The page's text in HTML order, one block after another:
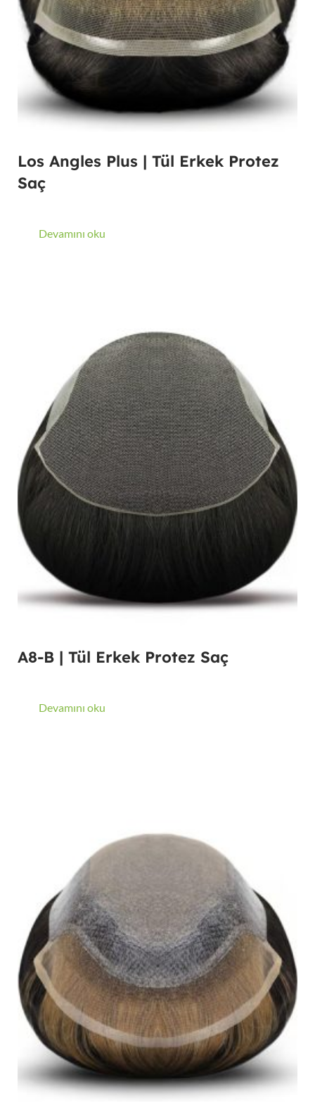
Los Angles Plus | Tül Erkek Protez
Saç
Devamını oku
A8-B | Tül Erkek Protez Saç
Devamını oku